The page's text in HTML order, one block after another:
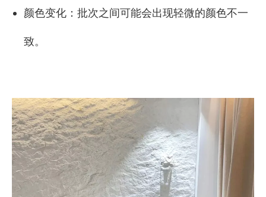
颜色变化：批次之间可能会出现轻微的颜色不一
致。